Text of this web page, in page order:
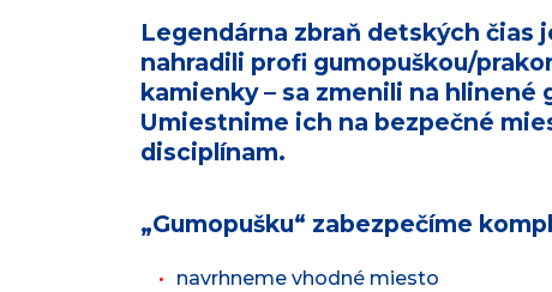
Legendárna zbraň detských čias
nahradili profi gumopuškou/
kamienky – sa zmenili na hlinené
Umiestnime ich na bezpečné
disciplínam.
„Gumopušku“ zabezpečíme
navrhneme vhodné miesto